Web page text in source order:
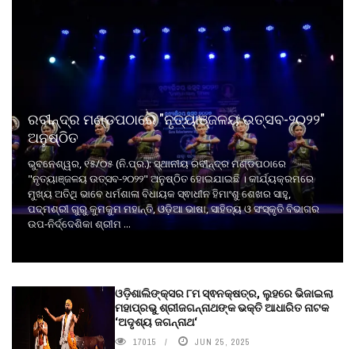
ରବୀନ୍ଦ୍ର ମଣ୍ଡପଠାରେ "ନୃତ୍ୟାଞ୍ଜଳୟ ଉତ୍ସବ-୨୦୨୨"
ଅନୁଷ୍ଠିତ
ଭୁବନେଶ୍ୱର, ୧୫/୦୫ (ନି.ପ୍ର.): ସ୍ଥାନୀୟ ରବୀନ୍ଦ୍ର ମଣ୍ଡପଠାରେ
"ନୃତ୍ୟାଞ୍ଜଳୟ ଉତ୍ସବ-୨୦୨୨" ଅନୁଷ୍ଠିତ ହୋଇଯାଇଛି । କାର୍ଯ୍ୟକ୍ରମରେ
ମୁଖ୍ୟ ଅତିଥି ଭାବେ ଧର୍ମଶାଳା ବିଧାୟକ ସ୍ଵାଧୀନ ହିମାଂଶୁ ଶେଖର ସାହୁ,
ପଦ୍ମଶ୍ରୀ ଗୁରୁ କୁମକୁମ ମହାନ୍ତି, ଓଡ଼ିଆ ଭାଷା, ସାହିତ୍ୟ ଓ ସଂସ୍କୃତି ବିଭାଗର
ଉପ-ନିର୍ଦ୍ଦେଶିକା ଶ୍ରୀମ ...
ଓଡ଼ିଶାଲିଙ୍କ୍ସର ୮ମ ସ୍ଵନକ୍ଷତ୍ର, ଲୁହରେ ଭିଜାଇଲା
ମହାପ୍ରଭୁ ଶ୍ରୀଜଗନ୍ନାଥଙ୍କ ଭକ୍ତି ଆଧାରିତ ନାଟକ
‘ଅଦୃଶ୍ୟ ଜଗନ୍ନାଥ‘
17015 JUN 25, 2025